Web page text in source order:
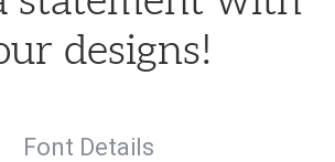
designs!
Font Details